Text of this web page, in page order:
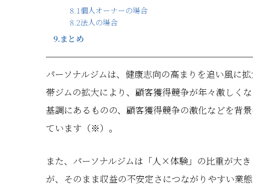
8.1個人オーナーの場合
8.2法人の場合
9.まとめ
パーソナルジムは、健康志向の高まりを追い風に
帯ジムの拡大により、顧客獲得競争が年々激しく
基調にあるものの、顧客獲得競争の激化などを背
ています（※）。
また、パーソナルジムは「人×体験」の比重が大
が、そのまま収益の不安定さにつながりやすい業